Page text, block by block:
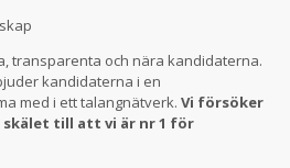
transparenta och nära kandidaterna.
kandidaterna i en
med i ett talangnätverk. Vi försöker
till att vi är nr 1 för